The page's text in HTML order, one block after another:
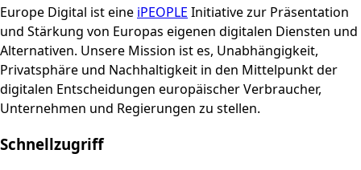
Europe Digital ist eine iPEOPLE Initiative zur Präsentation
und Stärkung von Europas eigenen digitalen Diensten und
Alternativen. Unsere Mission ist es, Unabhängigkeit,
Privatsphäre und Nachhaltigkeit in den Mittelpunkt der
digitalen Entscheidungen europäischer Verbraucher,
Unternehmen und Regierungen zu stellen.
Schnellzugriff